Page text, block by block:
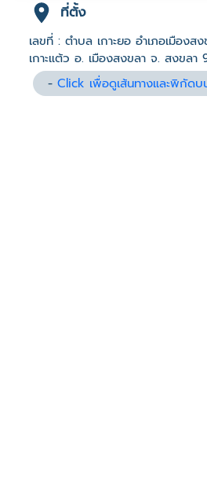
ที่ตั้ง
เลขที่ : ตำบล เกาะยอ อำเภอเมือง
เกาะแต้ว อ. เมืองสงขลา จ. สงขล
-Click เพื่อดูเส้นทางและพิกัด